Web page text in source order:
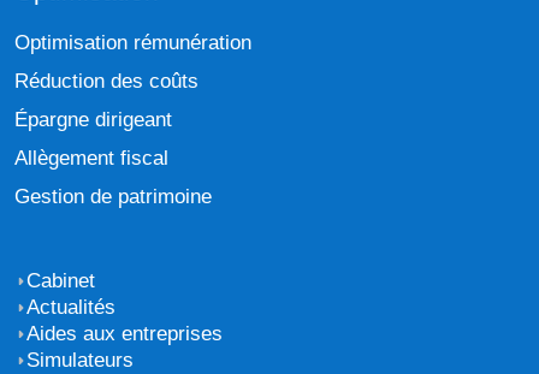
Optimisation rémunération
Réduction des coûts
Épargne dirigeant
Allègement fiscal
Gestion de patrimoine
Cabinet
Actualités
Aides aux entreprises
Simulateurs